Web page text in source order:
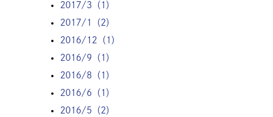
2017/3（1）
2017/1（2）
2016/12（1）
2016/9（1）
2016/8（1）
2016/6（1）
2016/5（2）